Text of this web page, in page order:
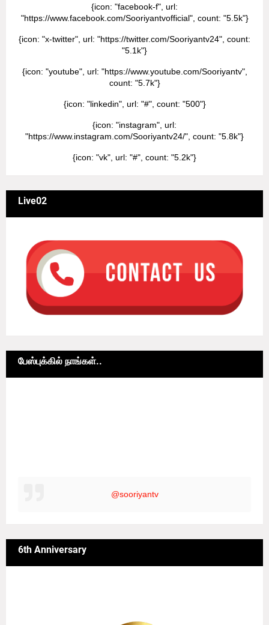
{icon: "facebook-f", url:
"https://www.facebook.com/Sooriyantvofficial", count: "5.5k"}
{icon: "x-twitter", url: "https://twitter.com/Sooriyantv24", count:
"5.1k"}
{icon: "youtube", url: "https://www.youtube.com/Sooriyantv",
count: "5.7k"}
{icon: "linkedin", url: "#", count: "500"}
{icon: "instagram", url:
"https://www.instagram.com/Sooriyantv24/", count: "5.8k"}
{icon: "vk", url: "#", count: "5.2k"}
Live02
பேஸ்புக்கில் நாங்கள்..
@sooriyantv
6th Anniversary